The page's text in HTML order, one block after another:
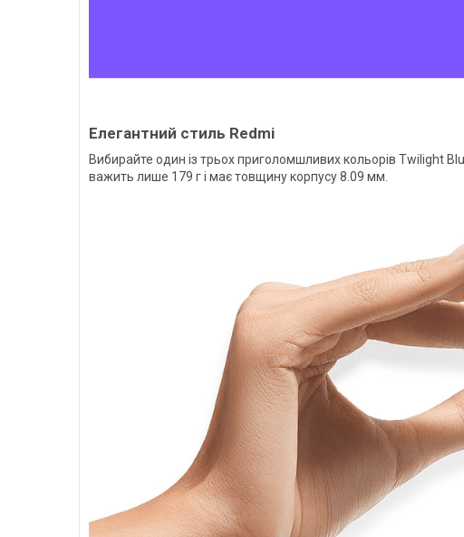
Елегантний стиль Redmi
Вибирайте один із трьох приголомшливих кольорів Twilight
важить лише 179 г і має товщину корпусу 8.09 мм.